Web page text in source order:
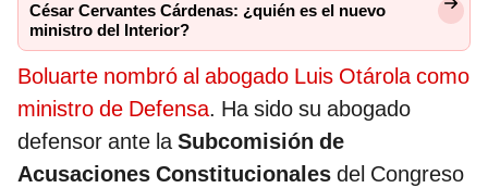
César Cervantes Cárdenas: ¿quién es el nuevo
ministro del Interior?
Boluarte nombró al abogado Luis Otárola como
ministro de Defensa. Ha sido su abogado
defensor ante laSubcomisión de
Acusaciones Constitucionales del Congreso